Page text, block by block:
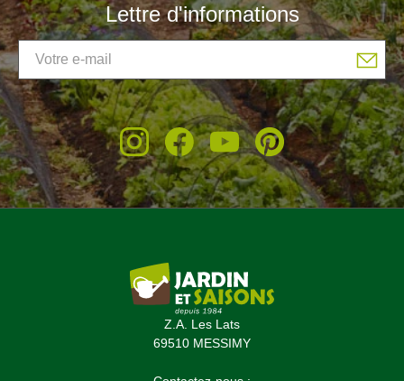
Lettre d'informations
Z.A. Les Lats
69510 MESSIMY